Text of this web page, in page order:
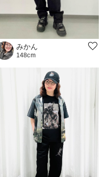
みかん
148cm